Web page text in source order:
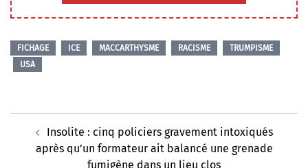
FICHAGE ICE MACCARTHYSME RACISME
TRUMPISME
USA
d’articleInsolite : cinq policiers gravement intoxiqués
après qu’un formateur ait balancé une grenade
fumigène dans un lieu clos